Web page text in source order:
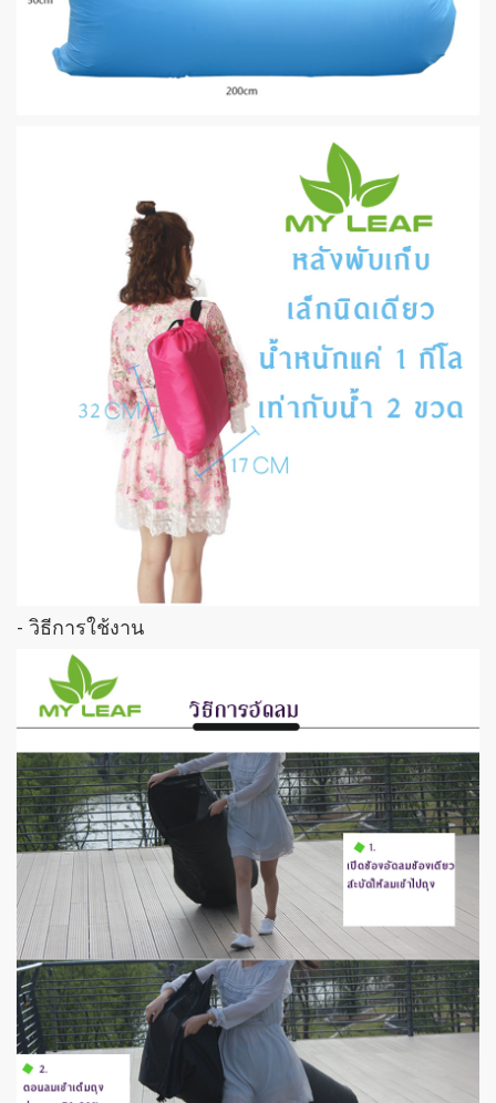
- วิธีการใช้งาน